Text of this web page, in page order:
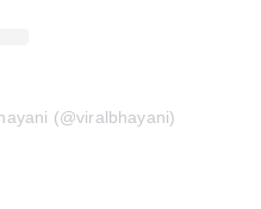
(@viralbhayani)